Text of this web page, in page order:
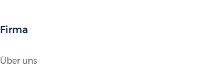
Firma
Über uns